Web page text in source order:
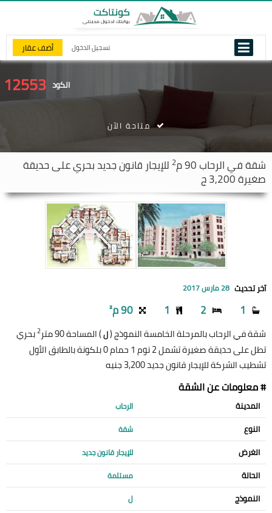
تسجيل الدخول أضف عقار
الكود 12553
شقة فيالرحاب 2 للإيجار قانون جديد بحري على حديقة
صغيرة 3,200 ج
متاحة الآن
آخر تحديث 28 مارس 2017
1
2
1 90 م²
شقة في الرحاب بالمرحلة الخامسة النموذج (ل) المساحة 90 متر 2بحري
تطل على حديقة صغيرة تشمل 2 نوم 1 حمام 0 بلكونة بالطابق الأول
تشطيب الشركة للإيجار قانون جديد 3,200 جنيه
# معلومات عن الشقة
المدينة الرحاب
النوع شقة
الغرض للإيجار قانون جديد
الحالة مستلمة
النموذج ل